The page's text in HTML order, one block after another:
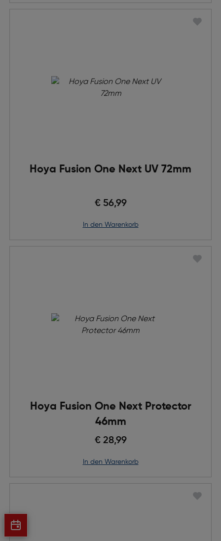
Hoya Fusion One Next UV 72mm
€ 56,99
in den Warenkorb
Hoya Fusion One Next Protector
46mm
€ 28,99
in den Warenkorb